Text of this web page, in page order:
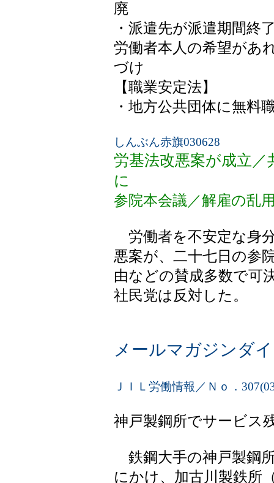
廃
・派遣先が派遣期間終
労働者本人の希望があ
づけ
【職業安定法】
・地方公共団体に無料
しんぶん赤旗030628
労基法改悪案が成立
に
参院本会議／解雇の乱
労働者を不安定な身
悪案が、二十七日の参
由などの賛成多数で可
社民党は反対した。
メールマガジンダ
ＪＩＬ労働情報／Ｎｏ．
神戸製鋼所でサービス
鉄鋼大手の神戸製鋼
にかけ、加古川製鉄所